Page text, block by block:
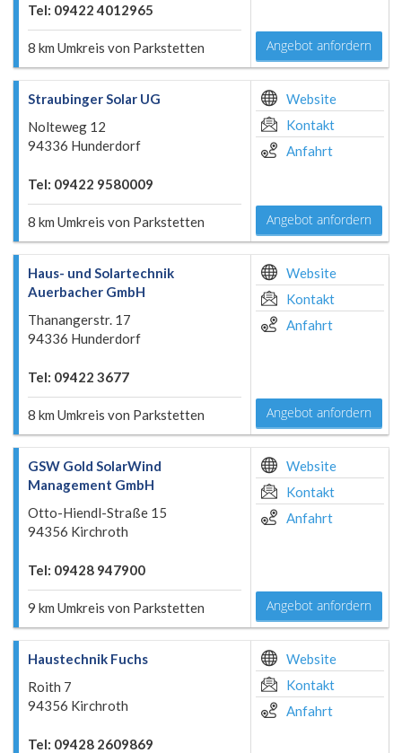
Tel: 09422 4012965
8 km Umkreis von Parkstetten Angebot anfordern
Straubinger Solar UG
Nolteweg 12
94336 Hunderdorf
Tel: 09422 9580009
8 km Umkreis von Parkstetten
Website
Kontakt
Anfahrt
Angebot anfordern
Haus- und Solartechnik
Auerbacher GmbH
Thanangerstr. 17
94336 Hunderdorf
Tel: 09422 3677
8 km Umkreis von Parkstetten
Website
Kontakt
Anfahrt
Angebot anfordern
GSW Gold SolarWind
Management GmbH
Otto-Hiendl-Straße 15
94356 Kirchroth
Tel: 09428 947900
9 km Umkreis von Parkstetten
Website
Kontakt
Anfahrt
Angebot anfordern
Haustechnik Fuchs
Roith 7
94356 Kirchroth
Tel: 09428 2609869
Website
Kontakt
Anfahrt